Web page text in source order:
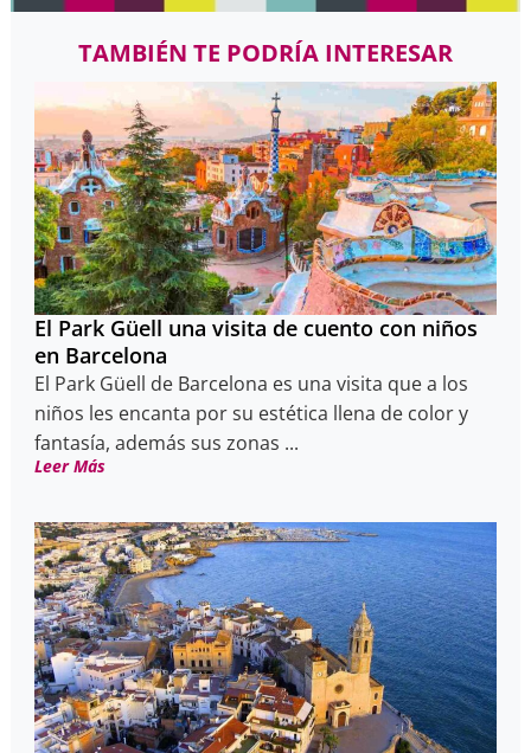
TAMBIÉN TE PODRÍA INTERESAR
El Park Güell una visita de cuento con niños
en Barcelona
El Park Güell de Barcelona es una visita que a los
niños les encanta por su estética llena de color y
fantasía, además sus zonas ...
Leer Más